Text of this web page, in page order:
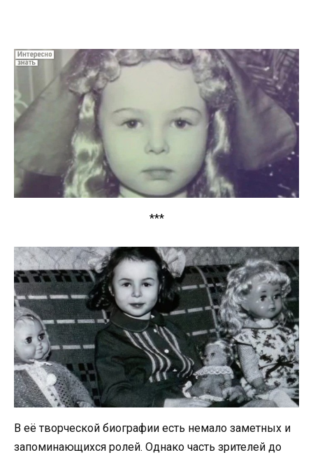
***
В её творческой биографии есть немало заметных и
запоминающихся ролей. Однако часть зрителей до